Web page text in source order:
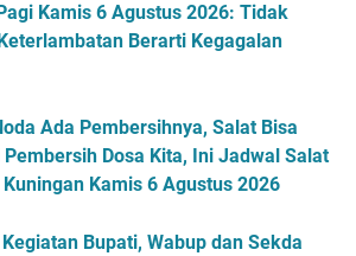
Kamis 6 Agustus 2026: Tidak
Berarti Kegagalan
Ada Pembersihnya, Salat Bisa
Dosa Kita, Ini Jadwal Salat
Kamis 6 Agustus 2026
Bupati, Wabup dan Sekda